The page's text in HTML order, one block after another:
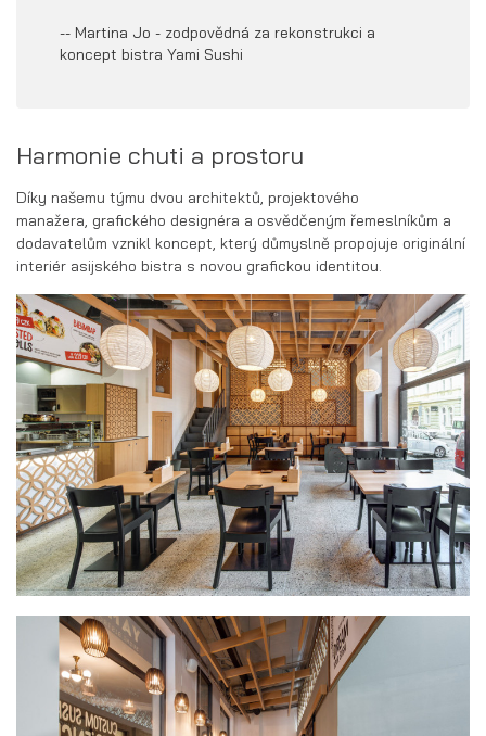
-- Martina Jo - zodpovědná za rekonstrukci a
koncept bistra Yami Sushi
Harmonie chuti a prostoru
Díky našemu týmu dvou architektů, projektového
manažera, grafického designéra a osvědčeným řemeslníkům a
dodavatelům vznikl koncept, který důmyslně propojuje originální
interiér asijského bistra s novou grafickou identitou.